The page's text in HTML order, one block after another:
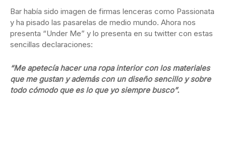
Bar había sido imagen de firmas lenceras como Passionata
y ha pisado las pasarelas de medio mundo. Ahora nos
presenta “Under Me” y lo presenta en su twitter con estas
sencillas declaraciones:
“Me apetecía hacer una ropa interior con los materiales
que me gustan y además con un diseño sencillo y sobre
todo cómodo que es lo que yo siempre busco”.